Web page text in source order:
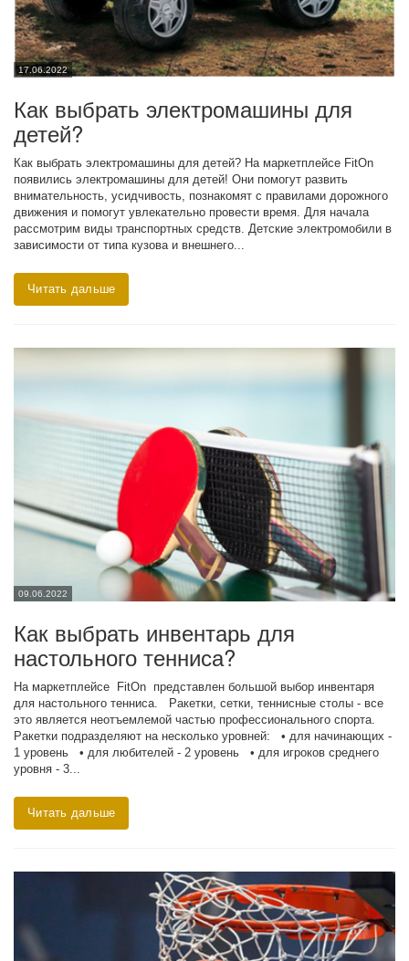
17.06.2022
Как выбрать электромашины для
детей?
Как выбрать электромашины для детей? На маркетплейсе FitOn
появились электромашины для детей! Они помогут развить
внимательность, усидчивость, познакомят с правилами дорожного
движения и помогут увлекательно провести время. Для начала
рассмотрим виды транспортных средств. Детские электромобили в
зависимости от типа кузова и внешнего...
Читать дальше
09.06.2022
Как выбрать инвентарь для
настольного тенниса?
На маркетплейсе FitOn представлен большой выбор инвентаря
для настольного тенниса. Ракетки, сетки, теннисные столы - все
это является неотъемлемой частью профессионального спорта.
Ракетки подразделяют на несколько уровней: • для начинающих -
1 уровень • для любителей - 2 уровень • для игроков среднего
уровня - 3...
Читать дальше